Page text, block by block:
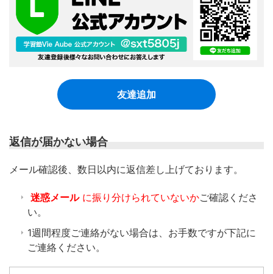
友達追加
返信が届かない場合
​メール確認後、数日以内に返信差し上げております。
迷惑メール に振り分けられていないかご確認くださ
い。
1週間程度ご連絡がない場合は、お手数ですが下記に
ご連絡ください。